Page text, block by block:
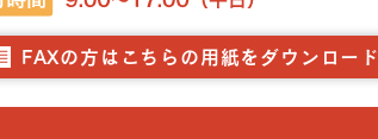
FAXの方はこちらの用紙をダウンロード